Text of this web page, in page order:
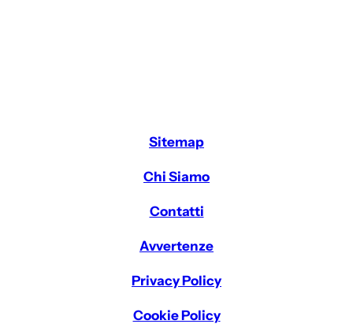
Sitemap
Chi Siamo
Contatti
Avvertenze
Privacy Policy
Cookie Policy